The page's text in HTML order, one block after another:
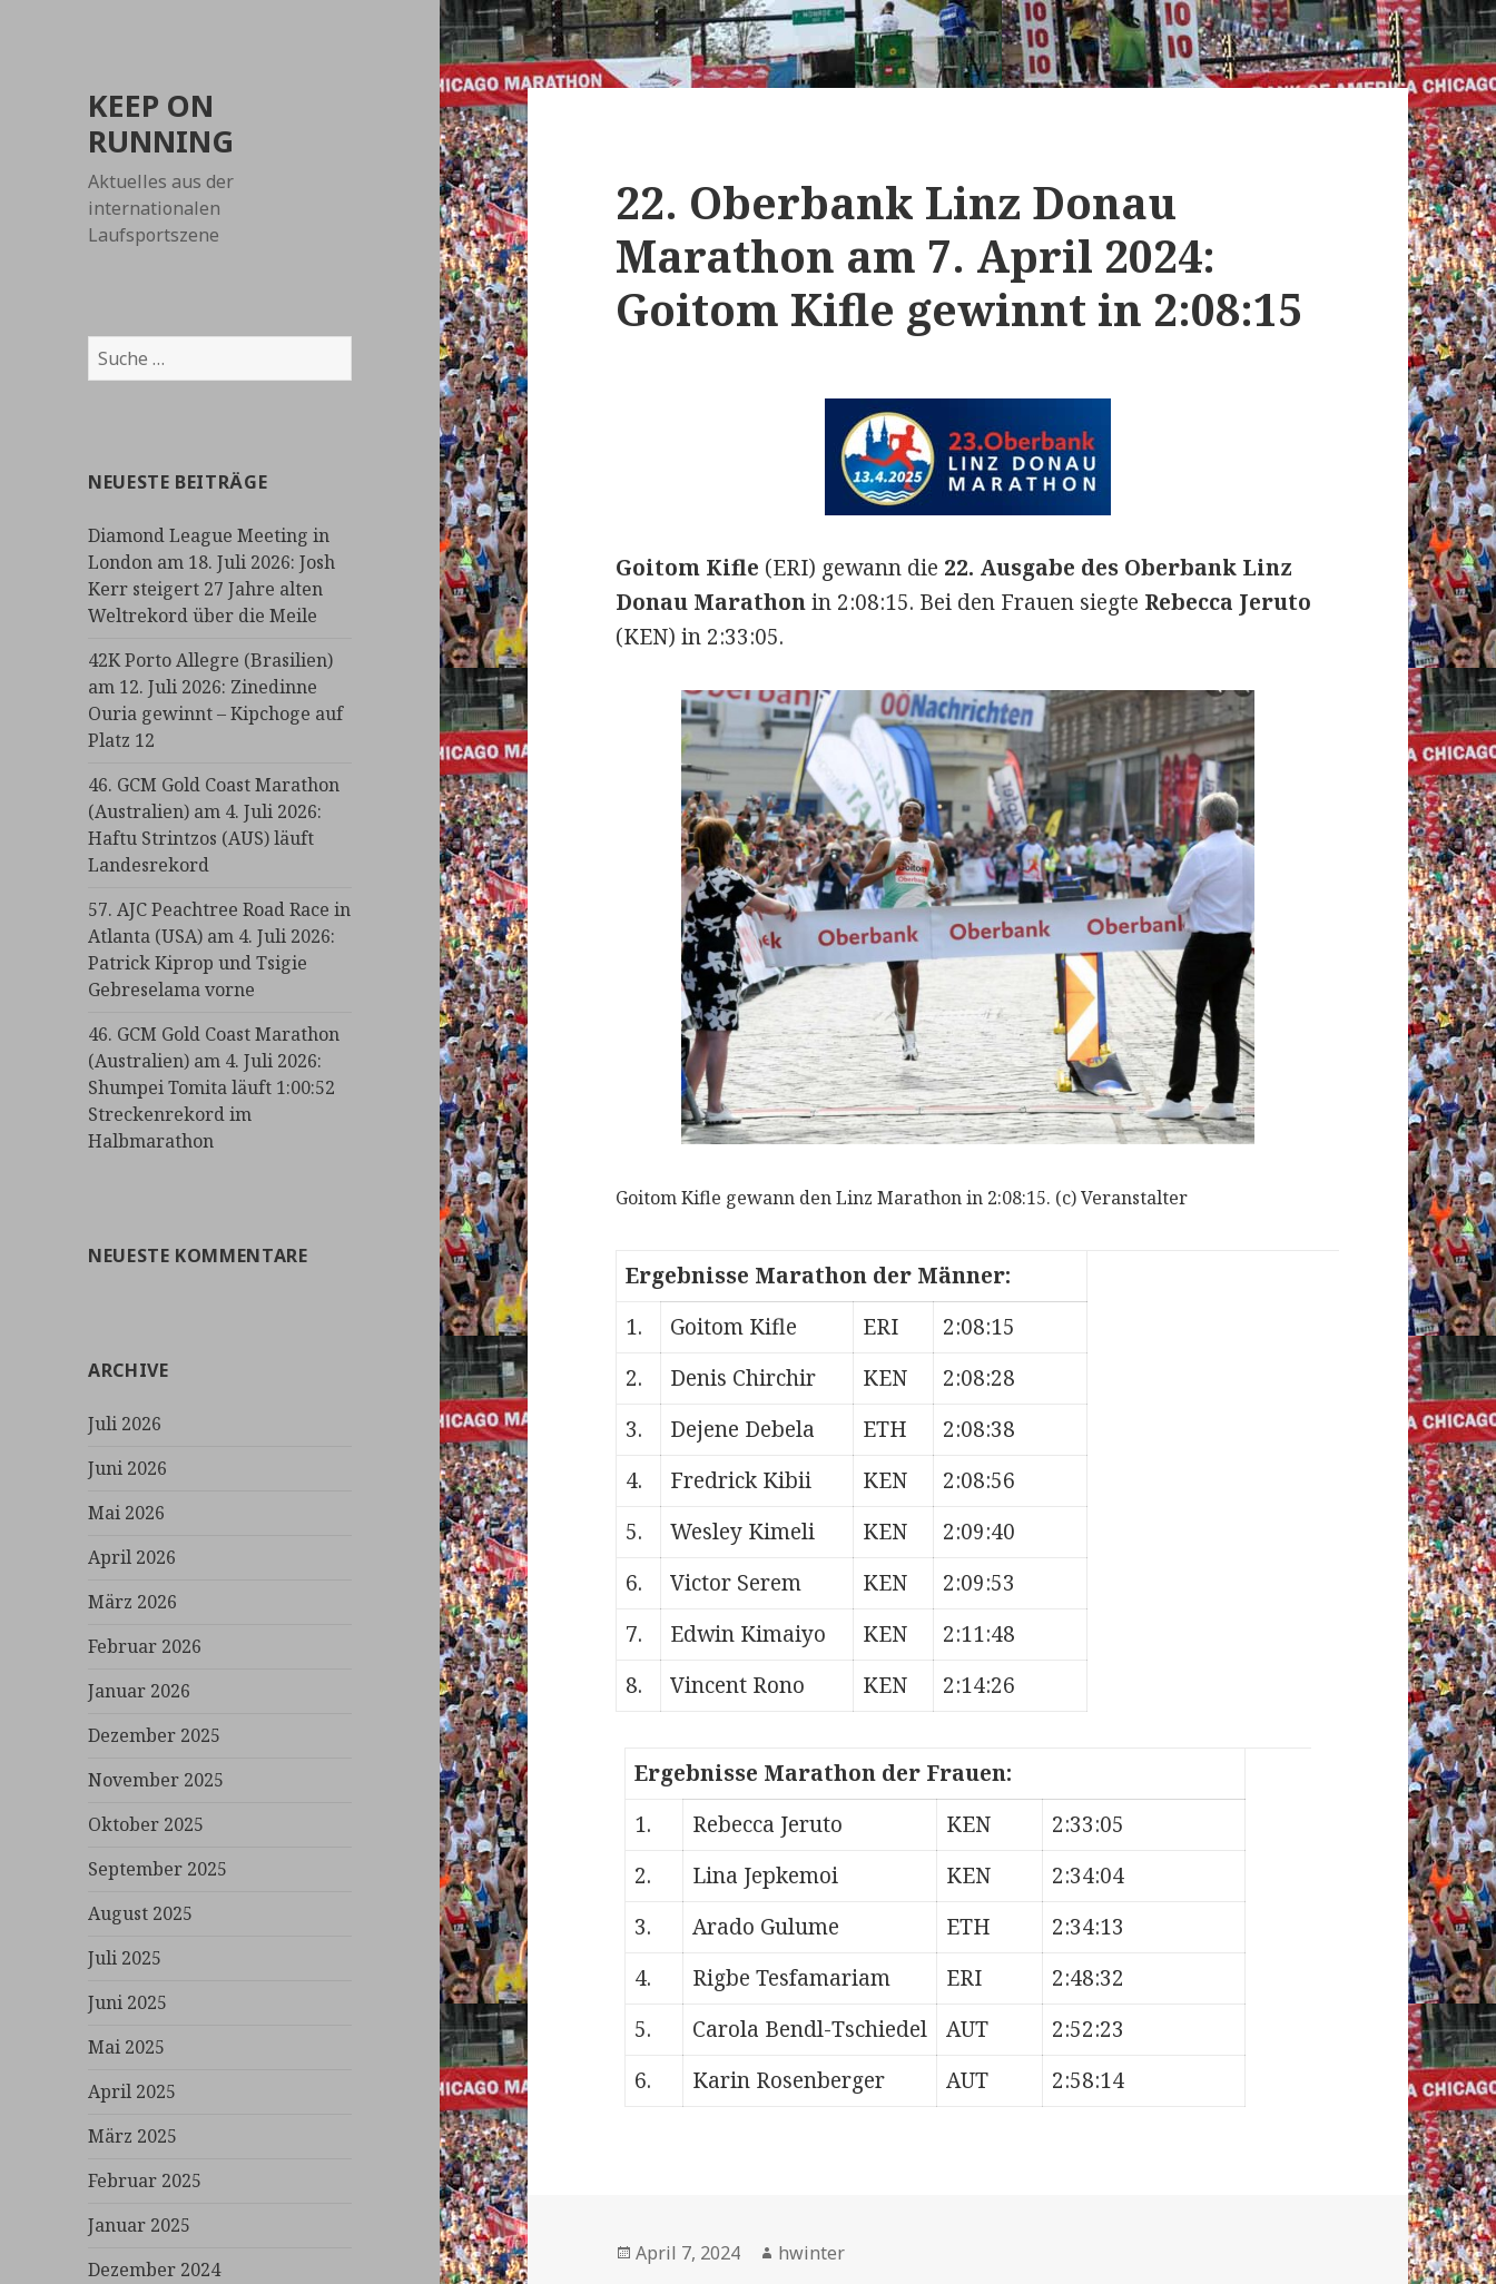
KEEP ON
RUNNING
Aktuelles aus der
internationalen
Laufsportszene
Suche
nach:
NEUESTE BEITRÄGE
Diamond League Meeting in
London am 18. Juli 2026: Josh
Kerr steigert 27 Jahre alten
Weltrekord über die Meile
42K Porto Allegre (Brasilien)
am 12. Juli 2026: Zinedinne
Ouria gewinnt – Kipchoge auf
Platz 12
46. GCM Gold Coast Marathon
(Australien) am 4. Juli 2026:
Haftu Strintzos (AUS) läuft
Landesrekord
57. AJC Peachtree Road Race in
Atlanta (USA) am 4. Juli 2026:
Patrick Kiprop und Tsigie
Gebreselama vorne
46. GCM Gold Coast Marathon
(Australien) am 4. Juli 2026:
Shumpei Tomita läuft 1:00:52
Streckenrekord im
Halbmarathon
NEUESTE KOMMENTARE
ARCHIVE
Juli 2026
Juni 2026
Mai 2026
April 2026
März 2026
Februar 2026
Januar 2026
Dezember 2025
November 2025
Oktober 2025
September 2025
August 2025
Juli 2025
Juni 2025
Mai 2025
April 2025
März 2025
Februar 2025
Januar 2025
Dezember 2024
22. Oberbank Linz Donau
Marathon am 7. April 2024:
Goitom Kifle gewinnt in 2:08:15
Goitom Kifle (ERI) gewann die 22. Ausgabe des Oberbank Linz
Donau Marathonin 2:08:15. Bei den Frauen siegte Rebecca Jeruto
(KEN) in 2:33:05.
Goitom Kifle gewann den Linz Marathon in 2:08:15. (c) Veranstalter
Ergebnisse Marathon der Männer:
1.
Goitom Kifle ERI
2:08:15
2.
Denis Chirchir KEN
2:08:28
3.
Dejene Debela ETH
2:08:38
4.
Fredrick Kibii KEN
2:08:56
5.
Wesley Kimeli KEN
2:09:40
6.
Victor Serem KEN
2:09:53
7.
Edwin Kimaiyo KEN
2:11:48
8.
Vincent Rono KEN 2:14:26
Ergebnisse Marathon der Frauen:
1.
Rebecca Jeruto KEN
2:33:05
2.
Lina Jepkemoi KEN
2:34:04
3.
Arado Gulume ETH
2:34:13
4.
Rigbe Tesfamariam ERI
2:48:32
5.
Carola Bendl-Tschiedel AUT
2:52:23
6.
Karin Rosenberger AUT 2:58:14
Veröffentlicht
April 7, 2024 Autor
hwinter